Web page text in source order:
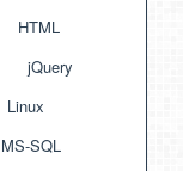
HTML
jQuery
Linux
MS-SQL